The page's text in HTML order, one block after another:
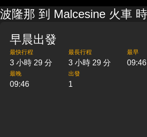
波隆那 到 Malcesine 火車
早晨出發
最快行程
3 小時 29 分
最長行程
3 小時 29 分
最早
09:46
最晚
09:46
出發
1